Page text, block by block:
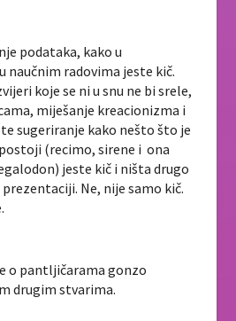
podataka, kako u
naučnim radovima jeste kič.
koje se ni u snu ne bi srele,
miješanje kreacionizma i
sugeriranje kako nešto što je
(recimo, sirene i ona
jeste kič i ništa drugo
Ne, nije samo kič.
o pantljičarama gonzo
drugim stvarima.